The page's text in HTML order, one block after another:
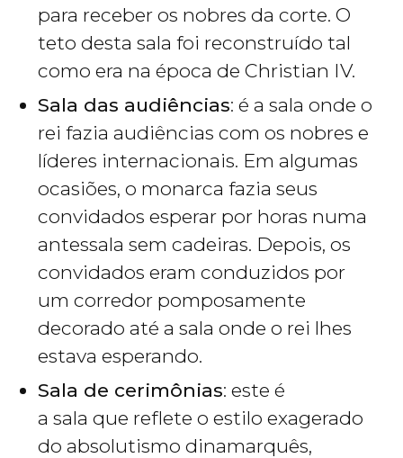
para receber os nobres da corte. O
teto desta sala foi reconstruído tal
como era na época de Christian IV.
Sala das audiências: é a sala onde o
rei fazia audiências com os nobres e
líderes internacionais. Em algumas
ocasiões, o monarca fazia seus
convidados esperar por horas numa
antessala sem cadeiras. Depois, os
convidados eram conduzidos por
um corredor pomposamente
decorado até a sala onde o rei lhes
estava esperando.
Sala de cerimônias: este é
a sala que reflete o estilo exagerado
do absolutismo dinamarquês,